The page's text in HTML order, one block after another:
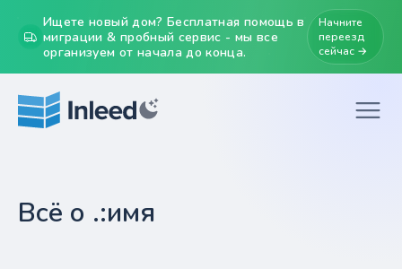
Ищете новый дом? Бесплатная помощь в
миграции & пробный сервис - мы все
организуем от начала до конца.
Начните
переезд
сейчас →
Всё о .:имя